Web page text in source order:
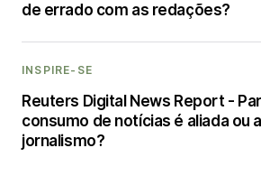
de errado com as redações?
INSPIRE-SE
Reuters Digital News Report -
consumo de notícias é aliada ou
jornalismo?